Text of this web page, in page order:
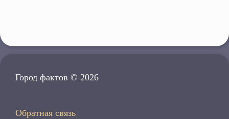
Город фактов © 2026
Обратная связь